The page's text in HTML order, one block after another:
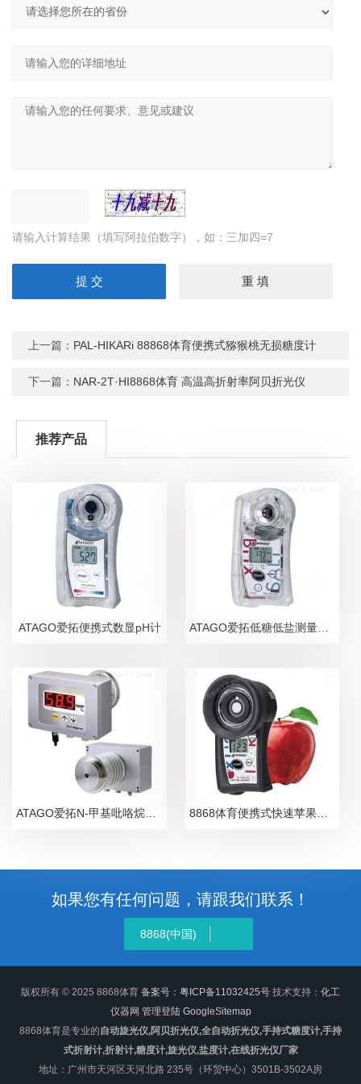
请输入计算结果（填写阿拉伯数字），如：三加四=7
上一篇： PAL-HIKARi 88868体育便携式猕猴桃无损糖度计
下一篇： NAR-2T·HI8868体育 高温高折射率阿贝折光仪
推荐产品
ATAGO爱拓便携式数显pH计 ATAGO爱拓低糖低盐测量糖盐度计
8868体育便携式快速苹果无损糖度计
如果您有任何问题，请跟我们联系！
8868(中国)
版权所有 © 2025 8868体育 备案号：粤ICP备11032425号 技术支持： 化工
仪器网 管理登陆 GoogleSitemap
8868体育是专业的自动旋光仪,阿贝折光仪,全自动折光仪,手持式糖度计,手持
式折射计,折射计,糖度计,旋光仪,盐度计,在线折光仪厂家
地址：广州市天河区天河北路 235号（环贸中心）3501B-3502A房